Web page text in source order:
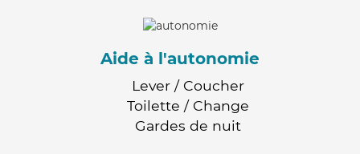
Aide à l'autonomie
Lever / Coucher
Toilette / Change
Gardes de nuit